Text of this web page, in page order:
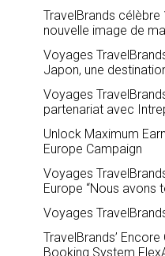
TravelBrands
nouvelle image de
Voyages
Japon, une
Voyages
partenariat avec
Unlock Maximum
Europe Campaign
Voyages
Europe “Nous avons
Voyages
TravelBrands’
Booking System